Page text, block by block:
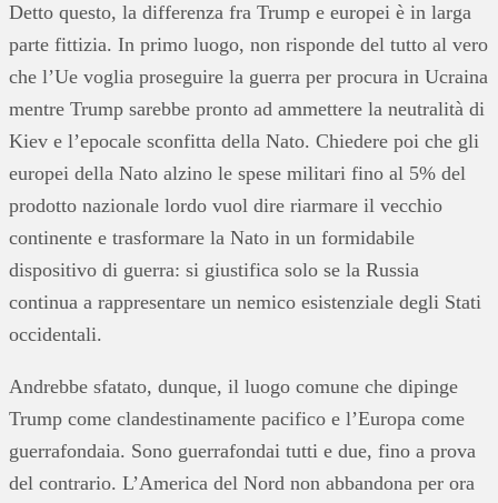
Detto questo, la differenza fra Trump e europei è in larga
parte fittizia. In primo luogo, non risponde del tutto al vero
che l’Ue voglia proseguire la guerra per procura in Ucraina
mentre Trump sarebbe pronto ad ammettere la neutralità di
Kiev e l’epocale sconfitta della Nato. Chiedere poi che gli
europei della Nato alzino le spese militari fino al 5% del
prodotto nazionale lordo vuol dire riarmare il vecchio
continente e trasformare la Nato in un formidabile
dispositivo di guerra: si giustifica solo se la Russia
continua a rappresentare un nemico esistenziale degli Stati
occidentali.
Andrebbe sfatato, dunque, il luogo comune che dipinge
Trump come clandestinamente pacifico e l’Europa come
guerrafondaia. Sono guerrafondai tutti e due, fino a prova
del contrario. L’America del Nord non abbandona per ora